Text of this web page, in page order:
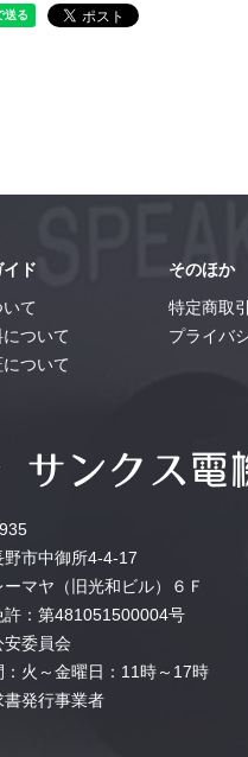
ド
て
ついて
ついて
そのほか
特定商取
プライバ
野市中御所4-4-17
ーマヤ（旧光和ビル）６Ｆ
許：第481051500004号
安委員会
：火～金曜日：11時～17時
書発行事業者